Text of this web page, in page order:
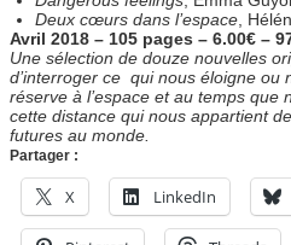
Deux cœurs dans l’espace,
Avril 2018 – 105 pages – 6.00€ –
Une sélection de douze nouvelles
d’interroger ce qui nous éloigne ou
réserve à l’espace et au temps que
cette distance qui nous appartient
futures au monde.
Partager :
X LinkedIn